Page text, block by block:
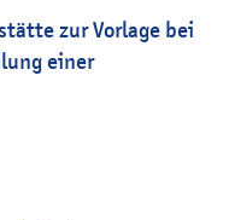
zur Vorlage bei
einer